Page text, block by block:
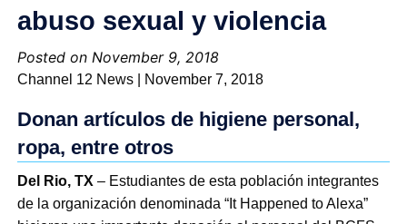
abuso sexual y violencia
Posted on November 9, 2018
Channel 12 News | November 7, 2018
Donan artículos de higiene personal,
ropa, entre otros
Del Rio, TX – Estudiantes de esta población integrantes
de la organización denominada “It Happened to Alexa”